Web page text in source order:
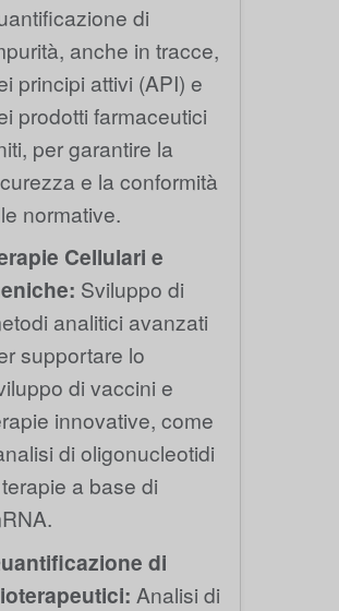
di
anche in tracce,
principi attivi (API) e
prodotti farmaceutici
per garantire la
e la conformità
normative.
Cellulari e
Sviluppo di
analitici avanzati
supportare lo
di vaccini e
innovative, come
di oligonucleotidi
a base di
di
Analisi di